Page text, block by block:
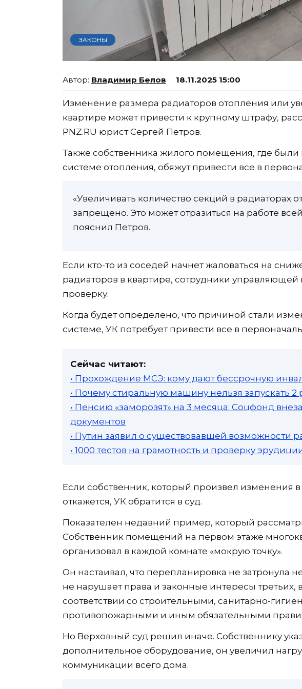
ЗАКОНЫ
Владимир Белов 18.11.2025 15:00
Изменение размера радиаторов отопления или
квартире может привести к крупному штрафу,
PNZ.RU юрист Сергей Петров.
Также собственника жилого помещения, где
системе отопления, обяжут привести все в
«Увеличивать количество секций в радиаторах
запрещено. Это может отразиться на работе
пояснил Петров.
Если кто-то из соседей начнет жаловаться на
радиаторов в квартире, сотрудники
проверку.
Когда будет определено, что причиной стали
системе, УК потребует привести все в
Сейчас читают:
• Прохождение МСЭ: кому дают бессрочную
• Почему стиральную машину нельзя запускать 2
• Пенсию «заморозят» на 3 месяца: Соцфонд
документов
• Путин заявил о существовавшей возможности
• 1000 тестов на грамотность и проверку
Если собственник, который произвел изменения
откажется, УК обратится в суд.
Показателен недавний пример, который
Собственник помещений на первом этаже
организовал в каждой комнате «мокрую точку».
Он настаивал, что перепланировка не затронула
не нарушает права и законные интересы третьих,
соответствии со строительными, санитарно-
противопожарными и иным обязательными
Но Верховный суд решил иначе. Собственнику
дополнительное оборудование, он увеличил
коммуникации всего дома.